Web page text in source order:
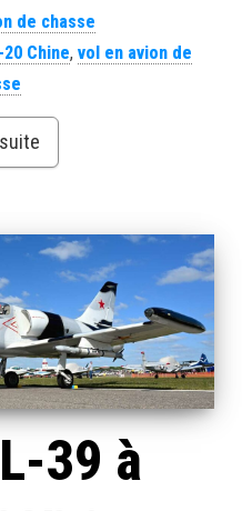
de chasse
20 Chine, vol en avion de
39 à